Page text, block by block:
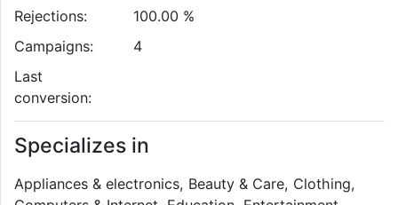
Rejections:
100.00 %
Campaigns:
4
Last
conversion:
Specializes in
Appliances & electronics, Beauty & Care, Clothing,